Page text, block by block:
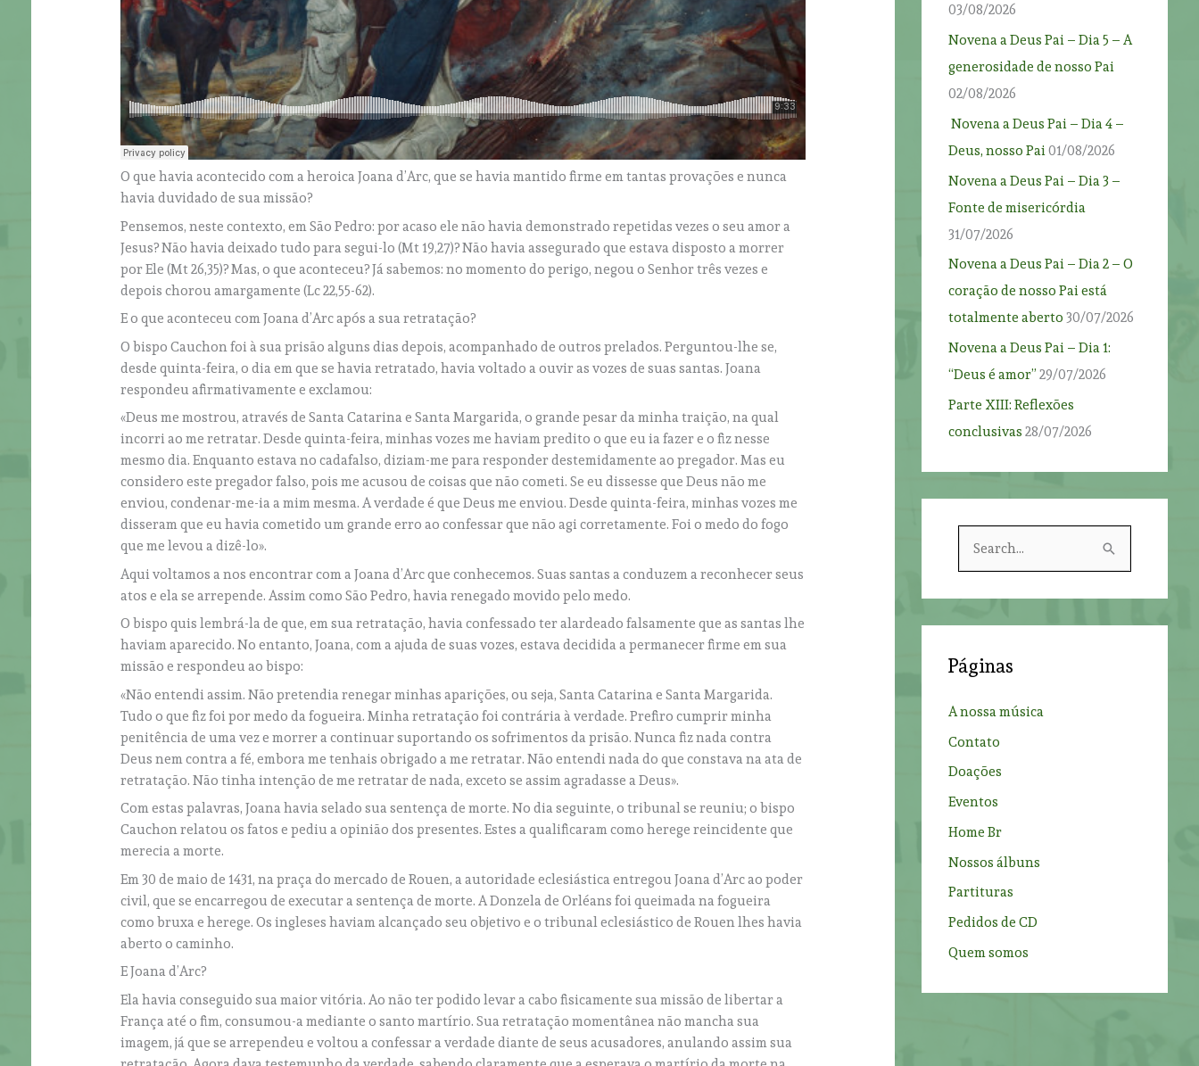
O que havia acontecido com a heroica Joana d’Arc, que se havia mantido firme em tantas provações e nunca
havia duvidado de sua missão?
Pensemos, neste contexto, em São Pedro: por acaso ele não havia demonstrado repetidas vezes o seu amor a
Jesus? Não havia deixado tudo para segui-lo (Mt 19,27)? Não havia assegurado que estava disposto a morrer
por Ele (Mt 26,35)? Mas, o que aconteceu? Já sabemos: no momento do perigo, negou o Senhor três vezes e
depois chorou amargamente (Lc 22,55-62).
E o que aconteceu com Joana d’Arc após a sua retratação?
O bispo Cauchon foi à sua prisão alguns dias depois, acompanhado de outros prelados. Perguntou-lhe se,
desde quinta-feira, o dia em que se havia retratado, havia voltado a ouvir as vozes de suas santas. Joana
respondeu afirmativamente e exclamou:
«Deus me mostrou, através de Santa Catarina e Santa Margarida, o grande pesar da minha traição, na qual
incorri ao me retratar. Desde quinta-feira, minhas vozes me haviam predito o que eu ia fazer e o fiz nesse
mesmo dia. Enquanto estava no cadafalso, diziam-me para responder destemidamente ao pregador. Mas eu
considero este pregador falso, pois me acusou de coisas que não cometi. Se eu dissesse que Deus não me
enviou, condenar-me-ia a mim mesma. A verdade é que Deus me enviou. Desde quinta-feira, minhas vozes me
disseram que eu havia cometido um grande erro ao confessar que não agi corretamente. Foi o medo do fogo
que me levou a dizê-lo».
Aqui voltamos a nos encontrar com a Joana d’Arc que conhecemos. Suas santas a conduzem a reconhecer seus
atos e ela se arrepende. Assim como São Pedro, havia renegado movido pelo medo.
O bispo quis lembrá-la de que, em sua retratação, havia confessado ter alardeado falsamente que as santas lhe
haviam aparecido. No entanto, Joana, com a ajuda de suas vozes, estava decidida a permanecer firme em sua
missão e respondeu ao bispo:
«Não entendi assim. Não pretendia renegar minhas aparições, ou seja, Santa Catarina e Santa Margarida.
Tudo o que fiz foi por medo da fogueira. Minha retratação foi contrária à verdade. Prefiro cumprir minha
penitência de uma vez e morrer a continuar suportando os sofrimentos da prisão. Nunca fiz nada contra
Deus nem contra a fé, embora me tenhais obrigado a me retratar. Não entendi nada do que constava na ata de
retratação. Não tinha intenção de me retratar de nada, exceto se assim agradasse a Deus».
Com estas palavras, Joana havia selado sua sentença de morte. No dia seguinte, o tribunal se reuniu; o bispo
Cauchon relatou os fatos e pediu a opinião dos presentes. Estes a qualificaram como herege reincidente que
merecia a morte.
Em 30 de maio de 1431, na praça do mercado de Rouen, a autoridade eclesiástica entregou Joana d’Arc ao poder
civil, que se encarregou de executar a sentença de morte. A Donzela de Orléans foi queimada na fogueira
como bruxa e herege. Os ingleses haviam alcançado seu objetivo e o tribunal eclesiástico de Rouen lhes havia
aberto o caminho.
E Joana d’Arc?
Ela havia conseguido sua maior vitória. Ao não ter podido levar a cabo fisicamente sua missão de libertar a
França até o fim, consumou-a mediante o santo martírio. Sua retratação momentânea não mancha sua
imagem, já que se arrependeu e voltou a confessar a verdade diante de seus acusadores, anulando assim sua
03/08/2026
Novena a Deus Pai – Dia 5 – A
generosidade de nosso Pai
02/08/2026
Novena a Deus Pai – Dia 4 –
Deus, nosso Pai01/08/2026
Novena a Deus Pai – Dia 3 –
Fonte de misericórdia
31/07/2026
Novena a Deus Pai – Dia 2 – O
coração de nosso Pai está
totalmente aberto 30/07/2026
Novena a Deus Pai – Dia 1:
“Deus é amor” 29/07/2026
Parte XIII: Reflexões
conclusivas 28/07/2026
h
:
Páginas
A nossa música
Contato
Doações
Eventos
Home Br
Nossos álbuns
Partituras
Pedidos de CD
Quem somos